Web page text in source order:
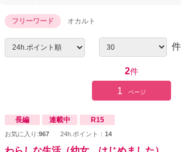
フリーワード オカルト
件
2件
1 ページ
長編 連載中 R15
お気に入り:967 24h.ポイント： 14